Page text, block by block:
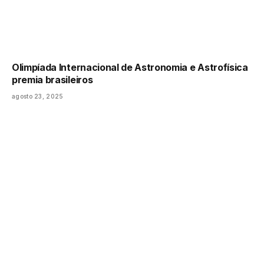
Olimpíada Internacional de Astronomia e Astrofísica
premia brasileiros
agosto 23, 2025